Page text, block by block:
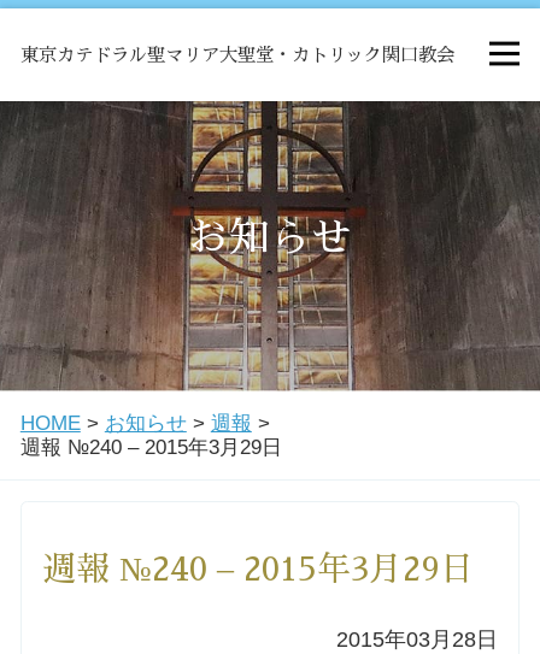
東京カテドラル聖マリア大聖堂・カトリック関口教会
HOME
ミサ
お知らせ
関口教会について
教会学校・中高生会
洗礼を希望される方
お知らせ
HOME> お知らせ> 週報 >
週報 №240 – 2015年3月29日
週報 №240 – 2015年3月29日
2015年03月28日